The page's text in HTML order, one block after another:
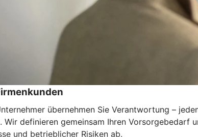
übernehmen Sie Verantwortung –
Wir definieren gemeinsam Ihren Vorsorgebedarf
und betrieblicher Risiken ab.